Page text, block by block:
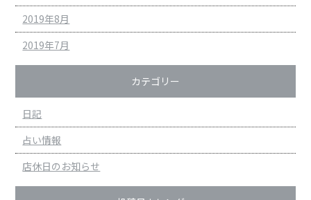
2019年8月
2019年7月
カテゴリー
日記
占い情報
店休日のお知らせ